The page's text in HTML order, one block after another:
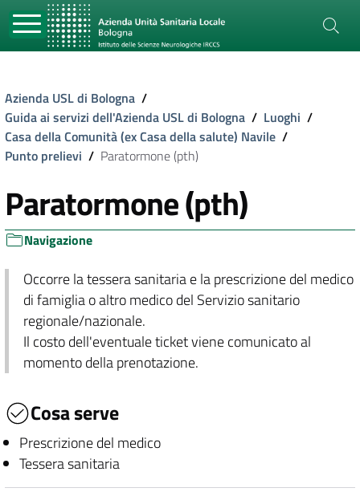
Azienda USL di Bologna /
Guida ai servizi dell'Azienda USL di Bologna / Luoghi /
Casa della Comunità (ex Casa della salute) Navile /
Punto prelievi / Paratormone (pth)
Paratormone (pth)
Navigazione
Occorre la tessera sanitaria e la prescrizione del medico
di famiglia o altro medico del Servizio sanitario
regionale/nazionale.
Il costo dell'eventuale ticket viene comunicato al
momento della prenotazione.
Cosa serve
Prescrizione del medico
Tessera sanitaria